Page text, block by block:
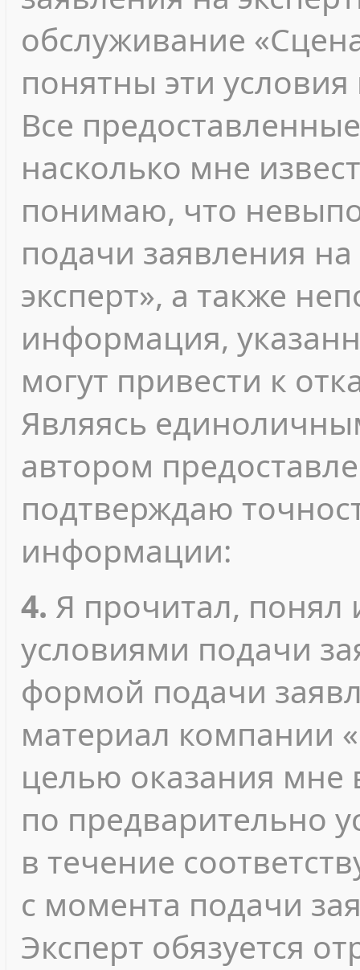
обслуживание
понятны эти
Все
насколько мне
понимаю, что
подачи заявления
эксперт», а также
информация,
могут привести к
Являясь
автором
подтверждаю
информации:
4. Я прочитал, понял
условиями подачи
формой подачи
материал компании
целью оказания мне
по предварительно
в течение
с момента подачи
Эксперт обязуется